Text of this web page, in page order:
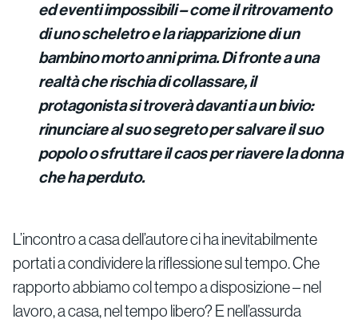
ed eventi impossibili – come il ritrovamento
di uno scheletro e la riapparizione di un
bambino morto anni prima. Di fronte a una
realtà che rischia di collassare, il
protagonista si troverà davanti a un bivio:
rinunciare al suo segreto per salvare il suo
popolo o sfruttare il caos per riavere la donna
che ha perduto.
L’incontro a casa dell’autore ci ha inevitabilmente
portati a condividere la riflessione sul tempo. Che
rapporto abbiamo col tempo a disposizione – nel
lavoro, a casa, nel tempo libero? E nell’assurda